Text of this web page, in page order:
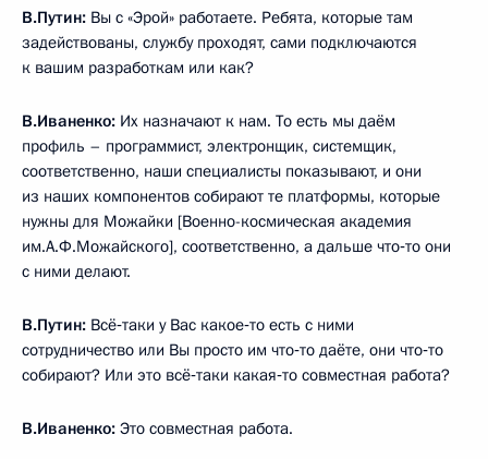
В.Путин: Вы с «Эрой» работаете. Ребята, которые там
задействованы, службу проходят, сами подключаются
к вашим разработкам или как?
В.Иваненко: Их назначают к нам. То есть мы даём
профиль – программист, электронщик, системщик,
соответственно, наши специалисты показывают, и они
из наших компонентов собирают те платформы, которые
нужны для Можайки [Военно-космическая академия
им.А.Ф.Можайского], соответственно, а дальше что‑то они
с ними делают.
В.Путин: Всё‑таки у Вас какое‑то есть с ними
сотрудничество или Вы просто им что‑то даёте, они что‑то
собирают? Или это всё‑таки какая‑то совместная работа?
В.Иваненко: Это совместная работа.